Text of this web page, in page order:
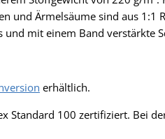
und Ärmelsäume sind aus 1:1
mit einem Band verstärkte
erhältlich.
Standard 100 zertifiziert. Bei